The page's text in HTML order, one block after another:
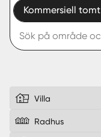
Logga in
Kommersiell tomt
Villa
Radhus